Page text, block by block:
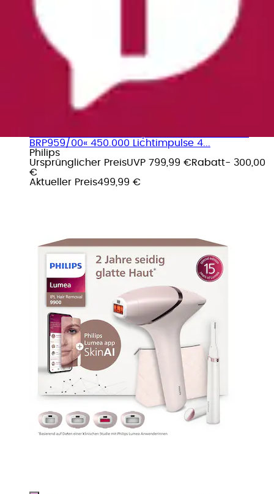
BRP959/00« 450.000 Lichtimpulse 4...
Philips
Ursprünglicher PreisUVP 799,99 €Rabatt- 300,00
€
Aktueller Preis499,99 €